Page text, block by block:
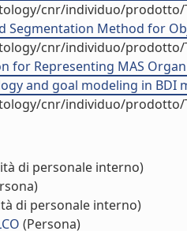
cnr/individuo/prodotto/
Segmentation Method for
cnr/individuo/prodotto/
for Representing MAS
and goal modeling in
cnr/individuo/prodotto/
di personale interno)
di personale interno)
(Persona)